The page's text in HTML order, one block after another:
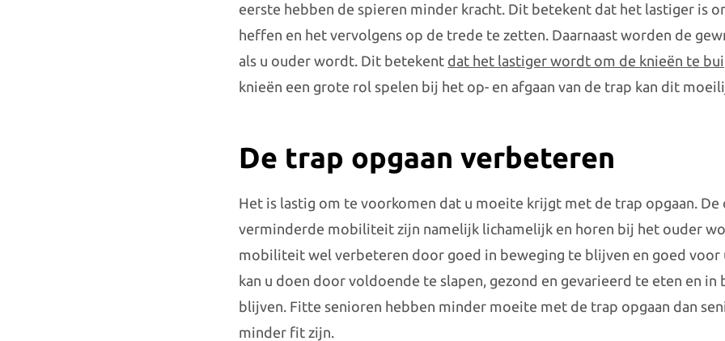
eerste hebben de spieren minder kracht. Dit betekent dat het lastiger is
heffen en het vervolgens op de trede te zetten. Daarnaast worden de
als u ouder wordt. Dit betekent dat het lastiger wordt om de knieën te
knieën een grote rol spelen bij het op- en afgaan van de trap kan dit
De trap opgaan verbeteren
Het is lastig om te voorkomen dat u moeite krijgt met de trap opgaan. De
verminderde mobiliteit zijn namelijk lichamelijk en horen bij het ouder
mobiliteit wel verbeteren door goed in beweging te blijven en goed voor
kan u doen door voldoende te slapen, gezond en gevarieerd te eten en in
blijven. Fitte senioren hebben minder moeite met de trap opgaan dan
minder fit zijn.